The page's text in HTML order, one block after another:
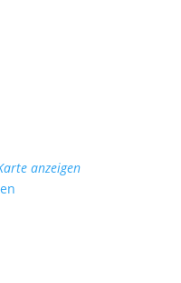
anzeigen